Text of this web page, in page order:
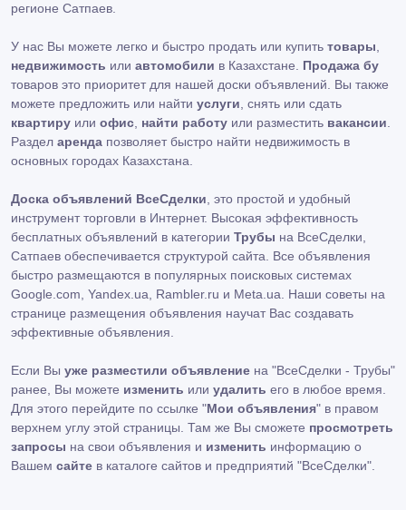
регионе Сатпаев.
У нас Вы можете легко и быстро продать или купить товары
недвижимость или автомобили в Казахстане. Продажа бу
товаров это приоритет для нашей доски объявлений. Вы также
можете предложить или найти услуги , снять или сдать
квартиру или офис найти работу или разместить вакансии
Раздел аренда позволяет быстро найти недвижимость в
основных городах Казахстана.
Доска объявлений ВсеСделки , это простой и удобный
инструмент торговли в Интернет. Высокая эффективность
бесплатных объявлений в категории Трубы на ВсеСделки,
Сатпаев обеспечивается структурой сайта. Все объявления
быстро размещаются в популярных поисковых системах
Google.com, Yandex.ua, Rambler.ru и Meta.ua. Наши советы на
странице размещения объявления научат Вас создавать
эффективные объявления.
Если Вы уже разместили объявление на "ВсеСделки - Трубы"
ранее, Вы можете изменить или удалить его в любое время.
Для этого перейдите по ссылке "Мои объявления" в правом
верхнем углу этой страницы. Там же Вы сможете просмотреть
запросы на свои объявления и изменить информацию о
Вашем сайте в каталоге сайтов и предприятий "ВсеСделки".